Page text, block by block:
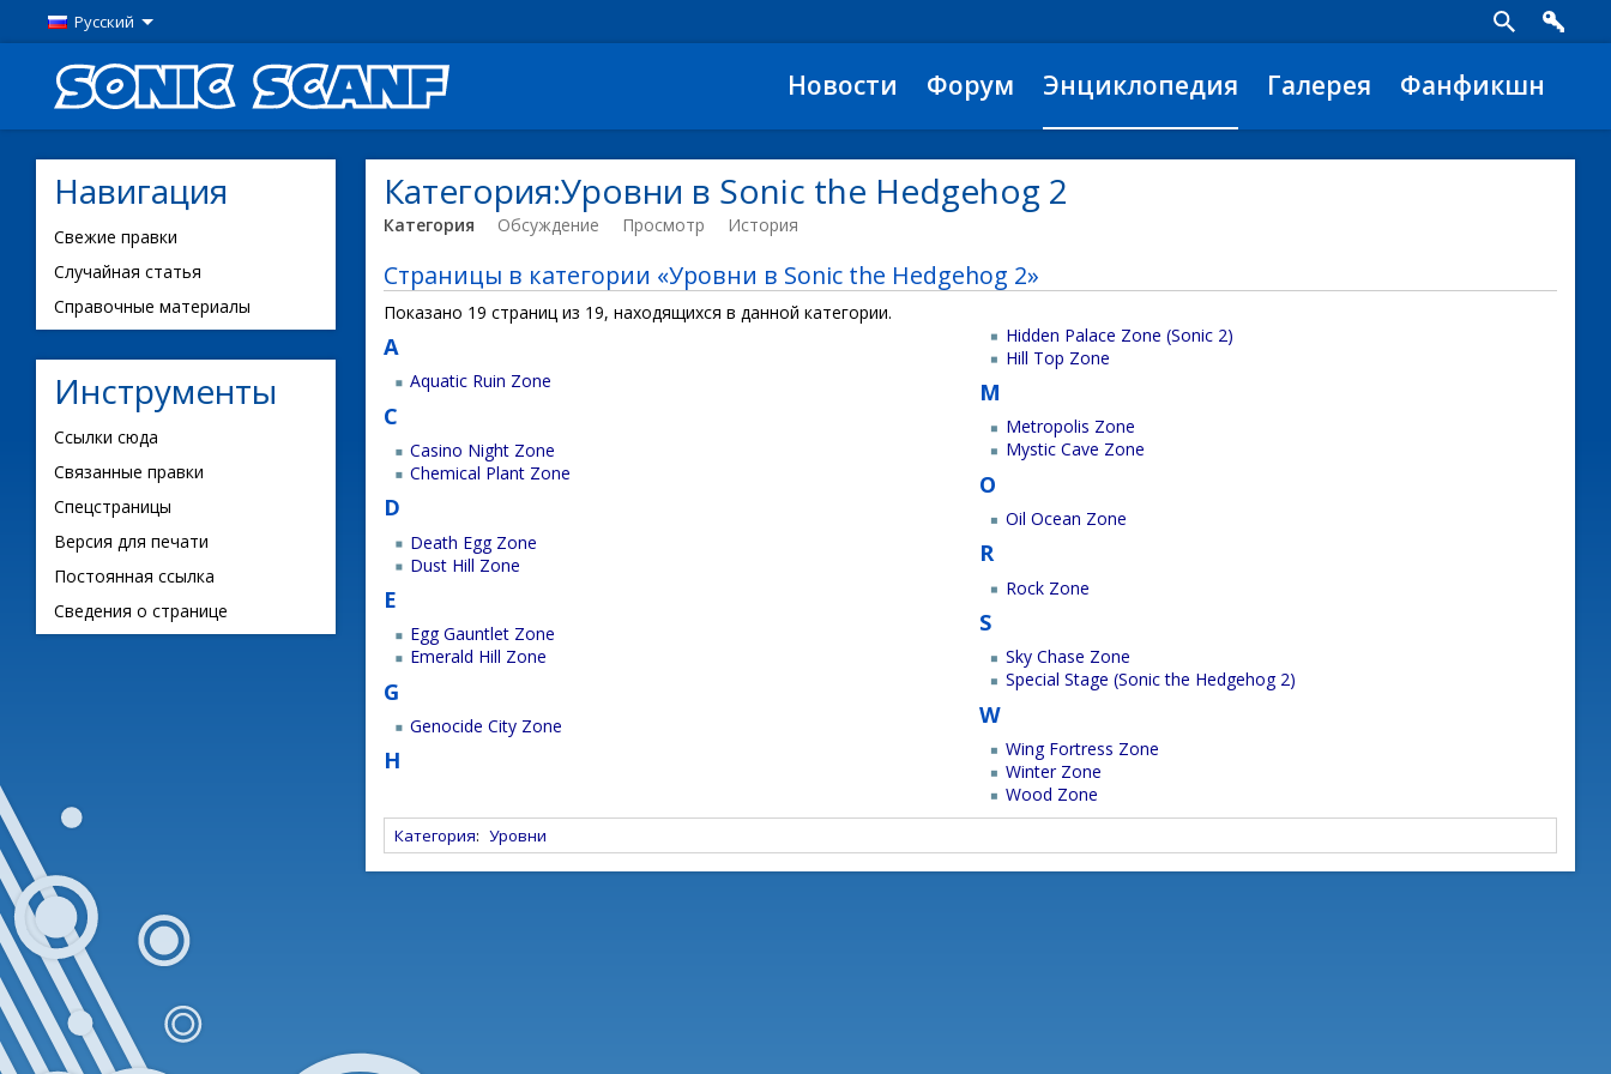
Русский
Новости Форум Энциклопедия Галерея Фанфикшн
Навигация
Свежие правки
Случайная статья
Справочные материалы
Инструменты
Ссылки сюда
Связанные правки
Спецстраницы
Версия для печати
Постоянная ссылка
Сведения о странице
Категория:Уровни в Sonic the Hedgehog 2
Категория Обсуждение Просмотр История
Страницы в категории «Уровни в Sonic the Hedgehog 2»
Показано 19 страниц из 19, находящихся в данной категории.
A
Aquatic Ruin Zone
C
Casino Night Zone
Chemical Plant Zone
D
Death Egg Zone
Dust Hill Zone
E
Egg Gauntlet Zone
Emerald Hill Zone
G
Genocide City Zone
H
Hidden Palace Zone (Sonic 2)
Hill Top Zone
M
Metropolis Zone
Mystic Cave Zone
O
Oil Ocean Zone
R
Rock Zone
S
Sky Chase Zone
Special Stage (Sonic the Hedgehog 2)
W
Wing Fortress Zone
Winter Zone
Wood Zone
Категория: Уровни